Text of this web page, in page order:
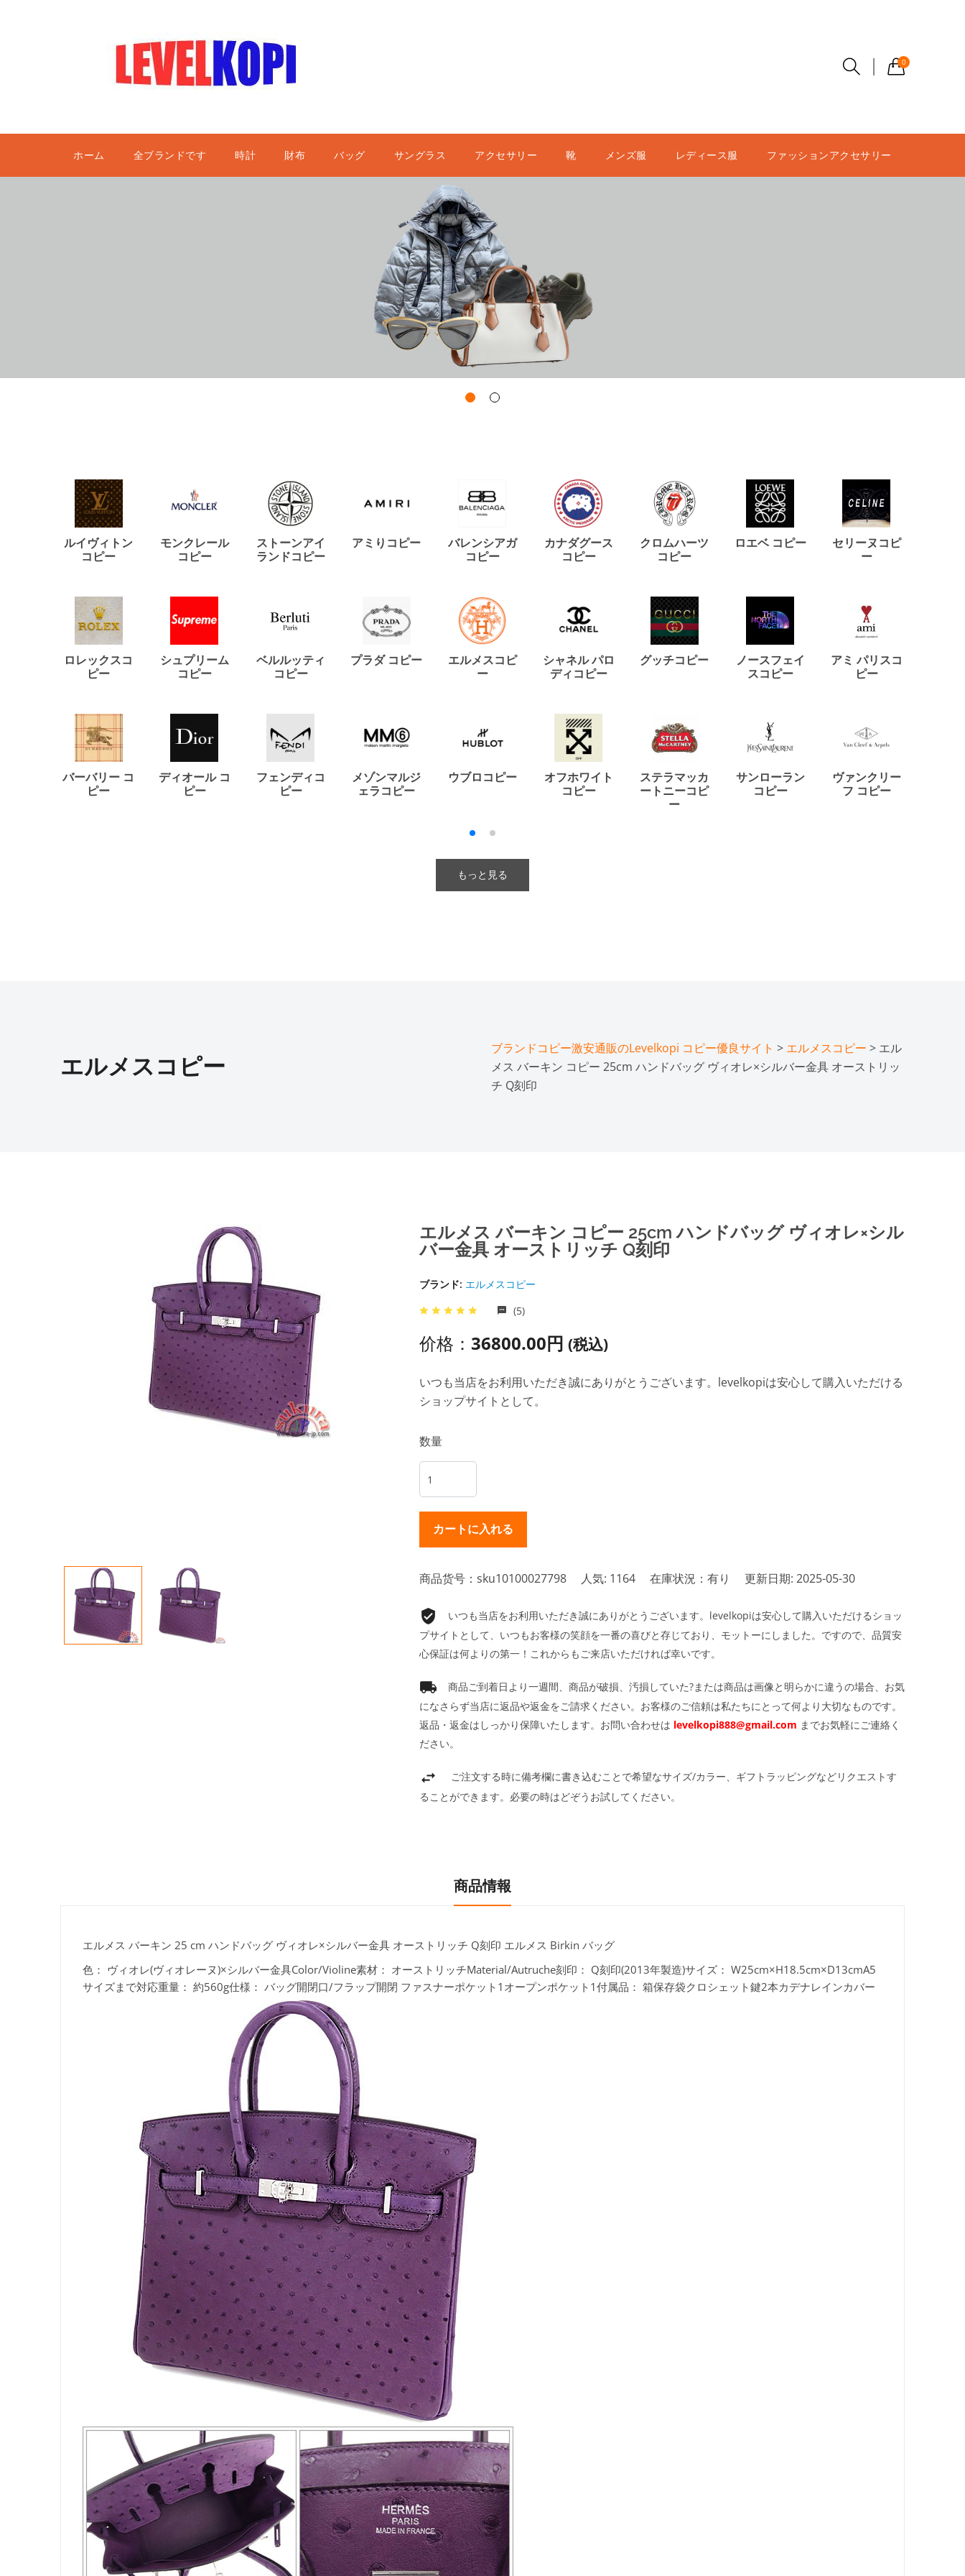
0
ホーム 全ブランドです 時計 財布 バッグ サングラス アクセサリー 靴 メンズ服 レディース服 ファッションアクセサリー
ルイヴィトン
コピー
モンクレール
コピー
ストーンアイ
ランドコピー
アミりコピー
バレンシアガ
コピー
カナダグース
コピー
クロムハーツ
コピー
ロエベ コピー
セリーヌコピ
ー
ロレックスコ
ピー
シュプリーム
コピー
ベルルッティ
コピー
プラダ コピー
エルメスコピ
ー
シャネル パロ
ディコピー
グッチコピー
ノースフェイ
スコピー
アミ パリスコ
ピー
バーバリー コ
ピー
ディオール コ
ピー
フェンディコ
ピー
メゾンマルジ
ェラコピー
ウブロコピー
オフホワイト
コピー
ステラマッカ
ートニーコピ
ー
サンローラン
コピー
ヴァンクリー
フ コピー
もっと見る
エルメスコピー
ブランドコピー激安通販のLevelkopi コピー優良サイト > エルメスコピー > エル
メス バーキン コピー 25cm ハンドバッグ ヴィオレ×シルバー金具 オーストリッ
チ Q刻印
エルメス バーキン コピー 25cm ハンドバッグ ヴィオレ×シル
バー金具 オーストリッチ Q刻印
ブランド: エルメスコピー
(5)
价格： 36800.00円 (税込)
いつも当店をお利用いただき誠にありがとうございます。levelkopiは安心して購入いただける
ショップサイトとして。
数量
商品货号：sku10100027798 人気: 1164 在庫状況：有り 更新日期: 2025-05-30
いつも当店をお利用いただき誠にありがとうございます。levelkopiは安心して購入いただけるショッ
プサイトとして、いつもお客様の笑顔を一番の喜びと存じており、モットーにしました。ですので、品質安
心保証は何よりの第一！これからもご来店いただければ幸いです。
商品ご到着日より一週間、商品が破損、汚損していた?または商品は画像と明らかに違うの場合、お気
になさらず当店に返品や返金をご請求ください。お客様のご信頼は私たちにとって何より大切なものです。
返品・返金はしっかり保障いたします。お問い合わせは levelkopi888@gmail.com までお気軽にご連絡く
ださい。
ご注文する時に備考欄に書き込むことで希望なサイズ/カラー、ギフトラッピングなどリクエストす
ることができます。必要の時はどぞうお試してください。
商品情報
エルメス バーキン 25 cm ハンドバッグ ヴィオレ×シルバー金具 オーストリッチ Q刻印 エルメス Birkin バッグ
色： ヴィオレ(ヴィオレーヌ)×シルバー金具Color/Violine素材： オーストリッチMaterial/Autruche刻印： Q刻印(2013年製造)サイズ： W25cm×H18.5cm×D13cmA5
サイズまで対応重量： 約560g仕様： バッグ開閉口/フラップ開閉 ファスナーポケット1オープンポケット1付属品： 箱保存袋クロシェット鍵2本カデナレインカバー